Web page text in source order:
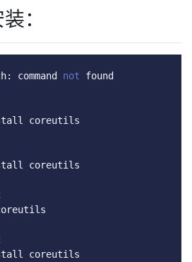
：
: command not found
coreutils
coreutils
coreutils